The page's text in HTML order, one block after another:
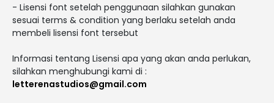
- Lisensi font setelah penggunaan silahkan gunakan
sesuai terms & condition yang berlaku setelah anda
membeli lisensi font tersebut
Informasi tentang Lisensi apa yang akan anda perlukan,
silahkan menghubungi kami di :
letterenastudios@gmail.com